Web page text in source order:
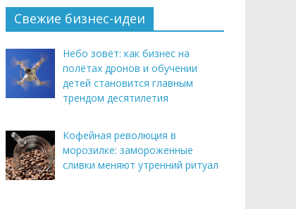
Свежие бизнес-идеи
Небо зовёт: как бизнес на
полётах дронов и обучении
детей становится главным
трендом десятилетия
Кофейная революция в
морозилке: замороженные
сливки меняют утренний ритуал